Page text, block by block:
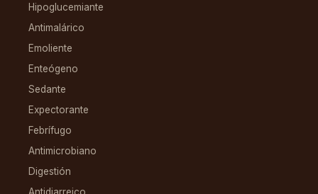
Hipoglucemiante
Antimalárico
Emoliente
Enteógeno
Sedante
Expectorante
Febrífugo
Antimicrobiano
Digestión
Antidiarreico